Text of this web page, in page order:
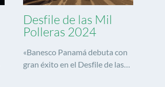
Desfile de las Mil
Polleras 2024
«Banesco Panamá debuta con
gran éxito en el Desfile de las